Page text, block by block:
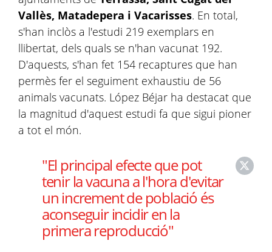
Vallès, Matadepera i Vacarisses. En total,
s'han inclòs a l'estudi 219 exemplars en
llibertat, dels quals se n'han vacunat 192.
D'aquests, s'han fet 154 recaptures que han
permès fer el seguiment exhaustiu de 56
animals vacunats. López Béjar ha destacat que
la magnitud d'aquest estudi fa que sigui pioner
a tot el món.
"El principal efecte que pot
tenir la vacuna a l'hora d'evitar
un increment de població és
aconseguir incidir en la
primera reproducció"